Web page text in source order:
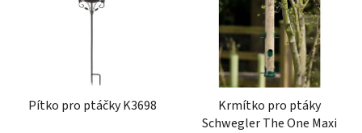
Pítko pro ptáčky K3698
Krmítko pro ptáky
Schwegler The One Maxi